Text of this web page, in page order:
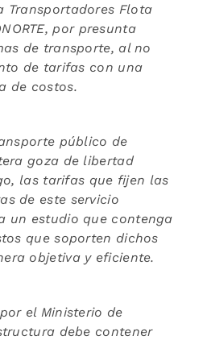
Transportadores Flota
por presunta
de transporte, al no
de tarifas con una
de costos.
público de
goza de libertad
las tarifas que fijen las
de este servicio
un estudio que contenga
que soporten dichos
objetiva y eficiente.
el Ministerio de
debe contener